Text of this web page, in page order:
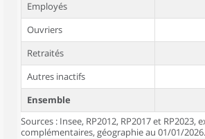
Employés
Ouvriers
Retraités
Autres inactifs
Ensemble
Sources : Insee, RP2012, RP2017 et RP2023,
complémentaires, géographie au 01/01/2026.